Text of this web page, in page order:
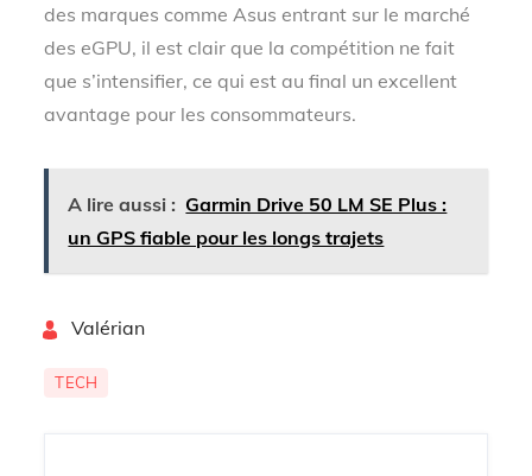
des marques comme Asus entrant sur le marché
des eGPU, il est clair que la compétition ne fait
que s’intensifier, ce qui est au final un excellent
avantage pour les consommateurs.
A lire aussi : Garmin Drive 50 LM SE Plus :
un GPS fiable pour les longs trajets
Valérian
TECH